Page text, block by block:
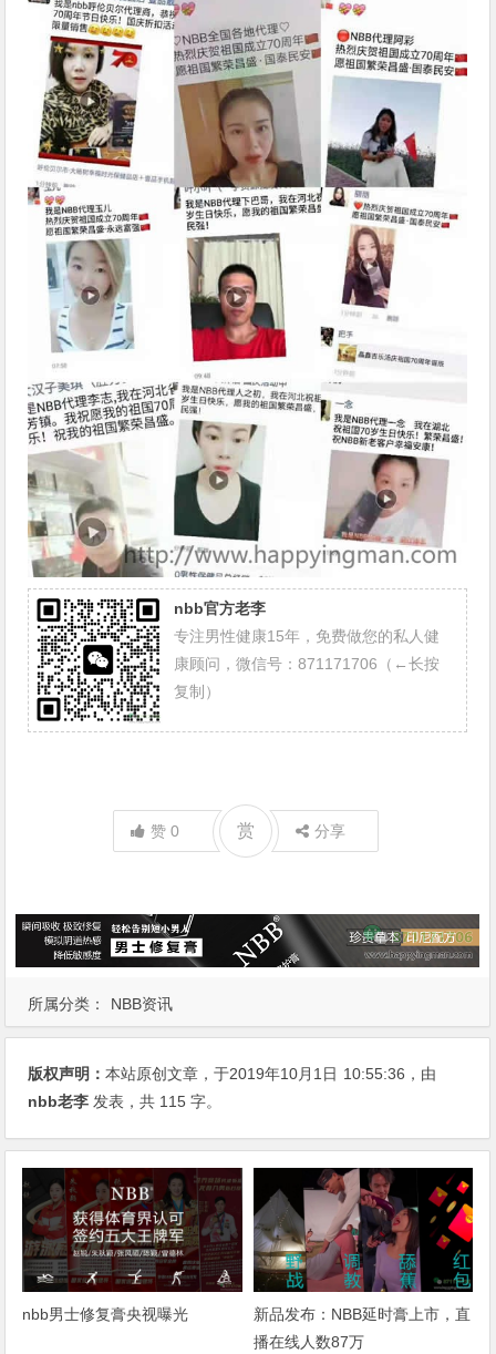
nbb官方老李
专注男性健康15年，免费做您的私人健
康顾问，微信号：871171706（←长按
复制）
赞0 赏 分享
所属分类： NBB资讯
版权声明：本站原创文章，于2019年10月1日 10:55:36 ，由
nbb老李 发表，共 115 字。
nbb男士修复膏央视曝光
新品发布：NBB延时膏上市，直
播在线人数87万